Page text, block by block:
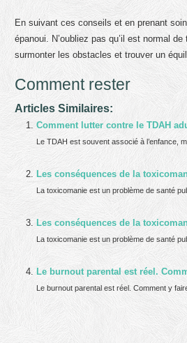
En suivant ces conseils et en prenant
épanoui. N’oubliez pas qu’il est normal
surmonter les obstacles et trouver un
Comment rester
Articles Similaires:
Comment lutter contre le TDAH
Le TDAH est souvent associé à l’enfance,
Les conséquences de la
La toxicomanie est un problème de santé
Les conséquences de la
La toxicomanie est un problème de santé
Le burnout parental est réel.
Le burnout parental est réel. Comment y